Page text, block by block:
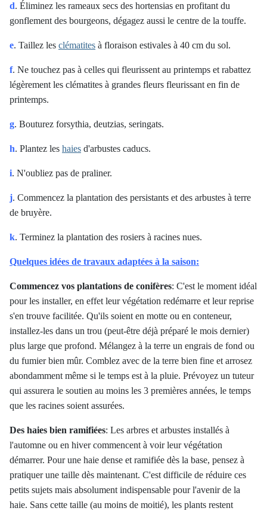
d. Éliminez les rameaux secs des hortensias en profitant du
gonflement des bourgeons, dégagez aussi le centre de la touffe.
e. Taillez les clématites à floraison estivales à 40 cm du sol.
f. Ne touchez pas à celles qui fleurissent au printemps et rabattez
légèrement les clématites à grandes fleurs fleurissant en fin de
printemps.
g. Bouturez forsythia, deutzias, seringats.
h. Plantez les haies d'arbustes caducs.
i. N'oubliez pas de praliner.
j. Commencez la plantation des persistants et des arbustes à terre
de bruyère.
k. Terminez la plantation des rosiers à racines nues.
Quelques idées de travaux adaptées à la saison:
Commencez vos plantations de conifères: C'est le moment idéal
pour les installer, en effet leur végétation redémarre et leur reprise
s'en trouve facilitée. Qu'ils soient en motte ou en conteneur,
installez-les dans un trou (peut-être déjà préparé le mois dernier)
plus large que profond. Mélangez à la terre un engrais de fond ou
du fumier bien mûr. Comblez avec de la terre bien fine et arrosez
abondamment même si le temps est à la pluie. Prévoyez un tuteur
qui assurera le soutien au moins les 3 premières années, le temps
que les racines soient assurées.
Des haies bien ramifiées: Les arbres et arbustes installés à
l'automne ou en hiver commencent à voir leur végétation
démarrer. Pour une haie dense et ramifiée dès la base, pensez à
pratiquer une taille dès maintenant. C'est difficile de réduire ces
petits sujets mais absolument indispensable pour l'avenir de la
haie. Sans cette taille (au moins de moitié), les plants restent